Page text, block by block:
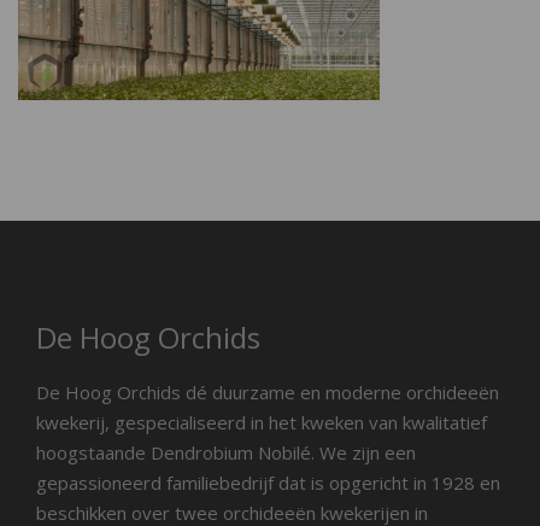
De Hoog Orchids
De Hoog Orchids dé duurzame en moderne orchideeën
kwekerij, gespecialiseerd in het kweken van kwalitatief
hoogstaande Dendrobium Nobilé. We zijn een
gepassioneerd familiebedrijf dat is opgericht in 1928 en
beschikken over twee orchideeën kwekerijen in